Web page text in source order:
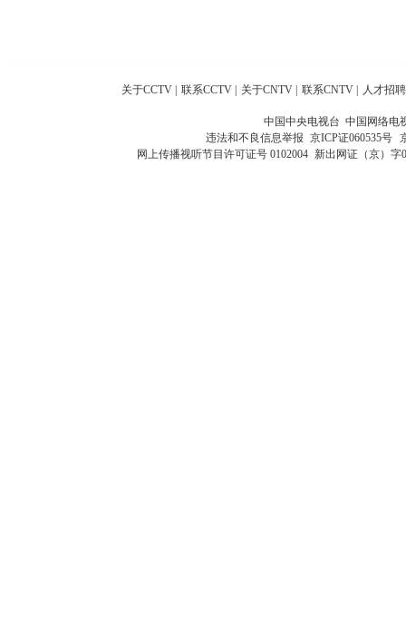
关于CCTV 联系CCTV 关于CNTV 联系CNTV 人才招聘
中国中央电视台 中国网络电
违法和不良信息举报 京ICP证060535号
网上传播视听节目许可证号 0102004 新出网证（京）